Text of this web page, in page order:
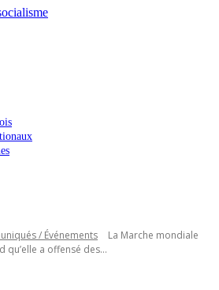
/ Événements
La Marche mondiale
qu’elle a offensé des...